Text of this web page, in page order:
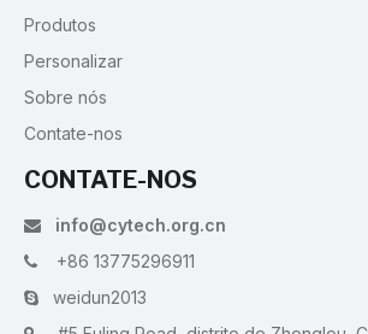
Produtos
Personalizar
Sobre nós
Contate-nos
CONTATE-NOS
 info@cytech.org.cn
 +86 13775296911
 weidun2013